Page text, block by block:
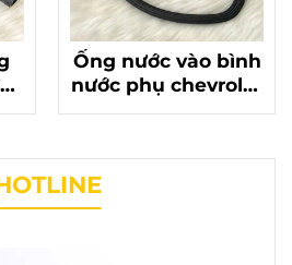
Ống nước vào bình
nước phụ chevrolet
cruze chính hãng